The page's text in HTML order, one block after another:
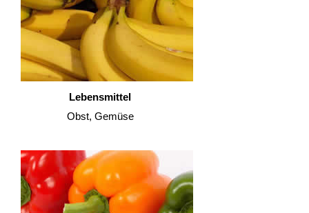
Lebensmittel
Obst, Gemüse